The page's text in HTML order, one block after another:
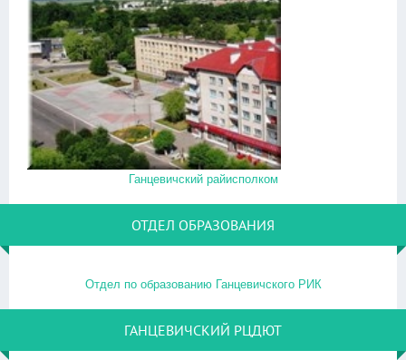
Ганцевичский райисполком
ОТДЕЛ ОБРАЗОВАНИЯ
Отдел по образованию Ганцевичского РИК
ГАНЦЕВИЧСКИЙ РЦДЮТ